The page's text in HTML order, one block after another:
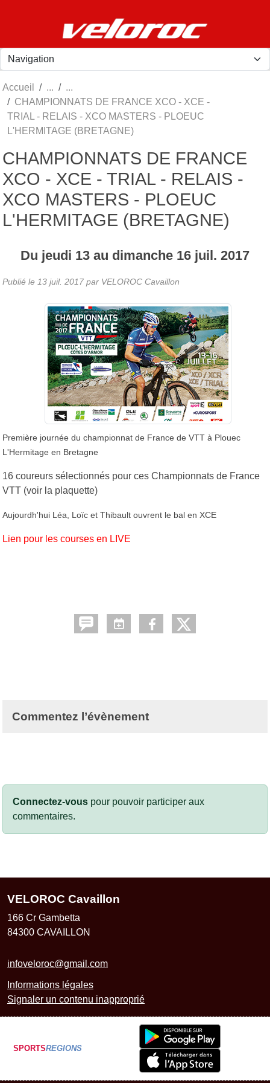
Accueil
CHAMPIONNATS DE FRANCE XCO - XCE -
TRIAL - RELAIS - XCO MASTERS - PLOEUC
L'HERMITAGE (BRETAGNE)
CHAMPIONNATS DE FRANCE
XCO - XCE - TRIAL - RELAIS -
XCO MASTERS - PLOEUC
L'HERMITAGE (BRETAGNE)
Du jeudi 13 au dimanche 16 juil. 2017
Publié le 13 juil. 2017 par VELOROC Cavaillon
Première journée du championnat de France de VTT à Plouec
L'Hermitage en Bretagne
16 coureurs sélectionnés pour ces Championnats de France
VTT (voir la plaquette)
Aujourdh'hui Léa, Loïc et Thibault ouvrent le bal en XCE
Lien pour les courses en LIVE
Commentez l’évènement
Connectez-vous pour pouvoir participer aux
commentaires.
VELOROC Cavaillon
166 Cr Gambetta
84300 CAVAILLON
infoveloroc@gmail.com
Informations légales
Signaler un contenu inapproprié
SPORTSREGIONS